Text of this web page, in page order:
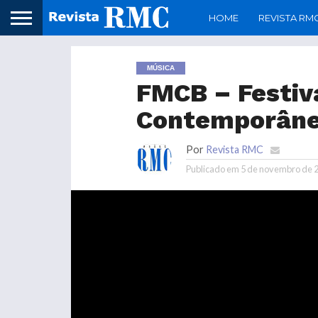
HOME REVISTA
MÚSICA
FMCB –
Por Revista RMC
Publicado em 5 de novembro de